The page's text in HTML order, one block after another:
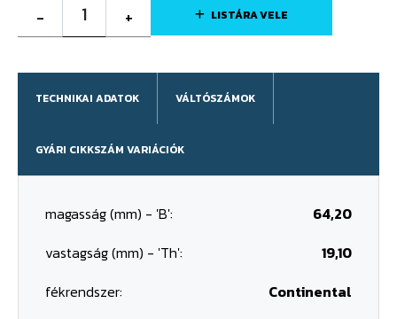
- 1 + LISTÁRA VELE
TECHNIKAI ADATOK VÁLTÓSZÁMOK
GYÁRI CIKKSZÁM VARIÁCIÓK
magasság (mm) - 'B':
64,20
vastagság (mm) - 'Th':
19,10
fékrendszer:
Continental